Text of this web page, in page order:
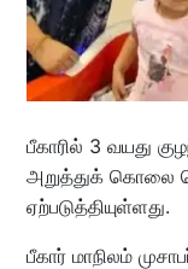
பீகாரில் 3 வயது
அறுத்துக் கொலை
ஏற்படுத்தியுள்ளது.
பீகார் மாநிலம்